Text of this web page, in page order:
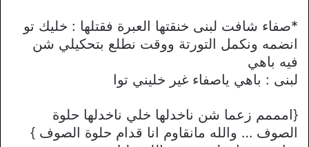
*صفاء شافت لبنى خنقتها العبرة فقتلها : خليك تو
انضمه ونكمل التورتة ووقت نطلع بتحكيلي شن
فيه باهي
لبنى : باهي ياصفاء غير خليني توا
{امممم زعما شن ناخدلها خلي ناخدلها حلوة
الصوف … والله مانقاوم انا قدام حلوة الصوف }